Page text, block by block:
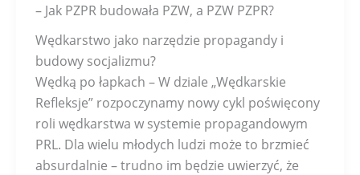
– Jak PZPR budowała PZW, a PZW PZPR?
Wędkarstwo jako narzędzie propagandy i
budowy socjalizmu?
Wędką po łapkach – W dziale „Wędkarskie
Refleksje” rozpoczynamy nowy cykl poświęcony
roli wędkarstwa w systemie propagandowym
PRL. Dla wielu młodych ludzi może to brzmieć
absurdalnie – trudno im będzie uwierzyć, że